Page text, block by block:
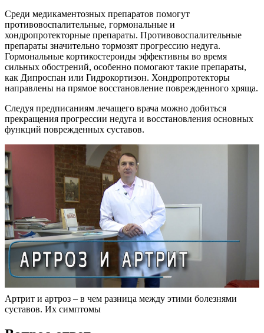
Среди медикаментозных препаратов помогут
противовоспалительные, гормональные и
хондропротекторные препараты. Противовоспалительные
препараты значительно тормозят прогрессию недуга.
Гормональные кортикостероиды эффективны во время
сильных обострений, особенно помогают такие препараты,
как Дипроспан или Гидрокортизон. Хондропротекторы
направлены на прямое восстановление поврежденного хряща.
Следуя предписаниям лечащего врача можно добиться
прекращения прогрессии недуга и восстановления основных
функций поврежденных суставов.
Артрит и артроз – в чем разница между этими болезнями
суставов. Их симптомы